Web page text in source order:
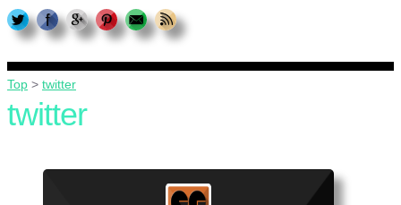
Top > twitter
twitter